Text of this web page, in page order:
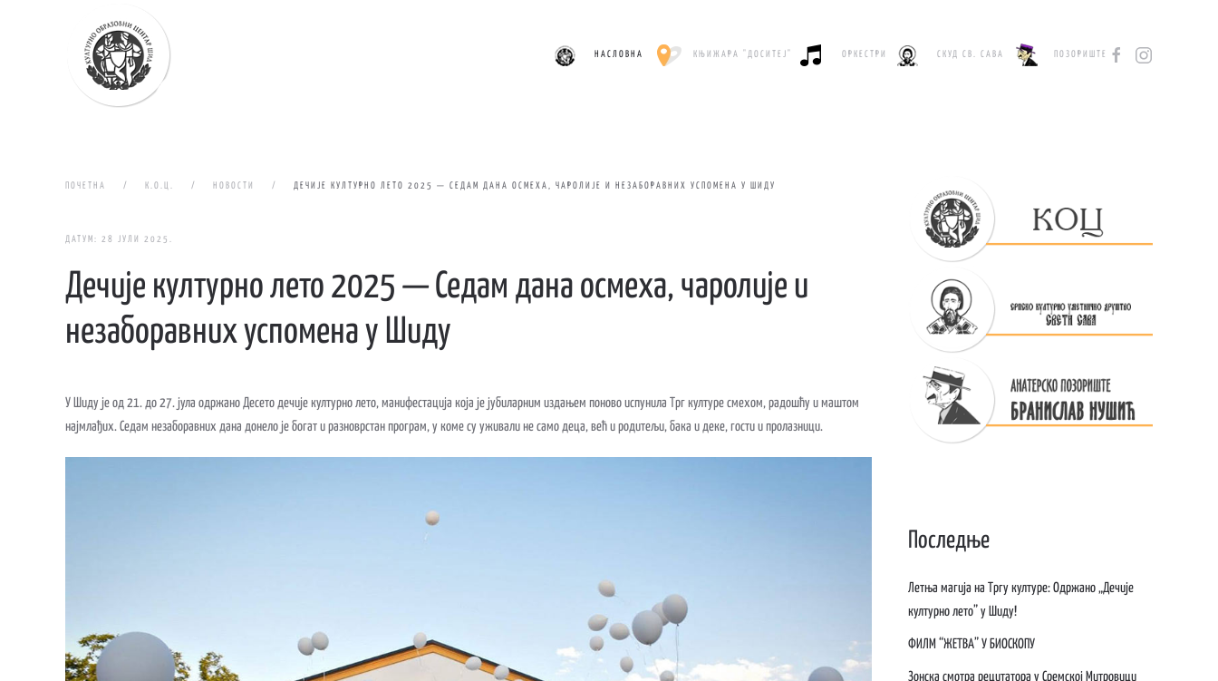
Skip to main content
НАСЛОВНА КЊИЖАРА "ДОСИТЕЈ" ОРКЕСТРИ СКУД СВ. САВА ПОЗОРИШТЕ
ПОЧЕТНА К.О.Ц. НОВОСТИ ДЕЧИЈЕ КУЛТУРНО ЛЕТО 2025 — СЕДАМ ДАНА ОСМЕХА, ЧАРОЛИЈЕ И НЕЗАБОРАВНИХ УСПОМЕНА У ШИДУ
ДАТУМ: 28 ЈУЛИ 2025 .
Дечије културно лето 2025 — Седам дана осмеха, чаролије и
незаборавних успомена у Шиду
У Шиду је од 21. до 27. јула одржано Десето дечије културно лето, манифестација која је јубиларним издањем поново испунила Трг културе смехом, радошћу и маштом
најмлађих. Седам незаборавних дана донело је богат и разноврстан програм, у коме су уживали не само деца, већ и родитељи, бака и деке, гости и пролазници.
Последње
Летња магија на Тргу културе: Одржано „Дечије
културно лето” у Шиду!
ФИЛМ “ЖЕТВА” У БИОСКОПУ
Зонска смотра рецитатора у Сремској Митровици